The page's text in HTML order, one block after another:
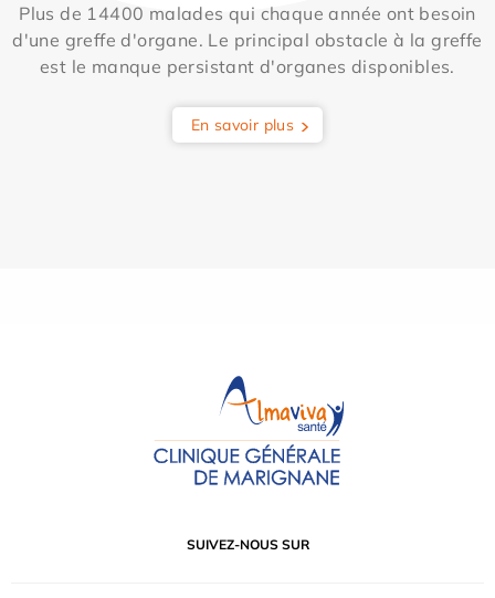
Plus de 14400 malades qui chaque année ont besoin
d'une greffe d'organe. Le principal obstacle à la greffe
est le manque persistant d'organes disponibles.
En savoir plus
SUIVEZ-NOUS SUR